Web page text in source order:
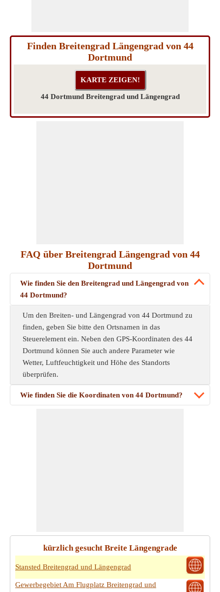
Finden Breitengrad Längengrad von 44
Dortmund
44 Dortmund Breitengrad und Längengrad
FAQ über Breitengrad Längengrad von 44
Dortmund
Wie finden Sie den Breitengrad und Längengrad von
44 Dortmund?
Um den Breiten- und Längengrad von 44 Dortmund zu
finden, geben Sie bitte den Ortsnamen in das
Steuerelement ein. Neben den GPS-Koordinaten des 44
Dortmund können Sie auch andere Parameter wie
Wetter, Luftfeuchtigkeit und Höhe des Standorts
überprüfen.
Wie finden Sie die Koordinaten von 44 Dortmund?
kürzlich gesucht Breite Längengrade
Stansted Breitengrad und Längengrad
Gewerbegebiet Am Flugplatz Breitengrad und